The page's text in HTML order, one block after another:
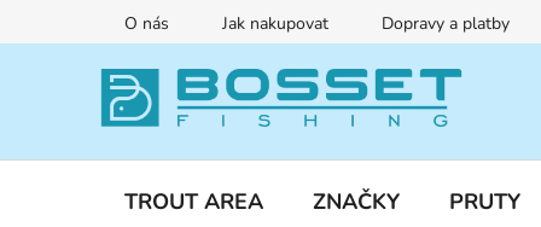
na
O nás Jak nakupovat Dopravy a platby
TROUT AREA ZNAČKY PRUTY